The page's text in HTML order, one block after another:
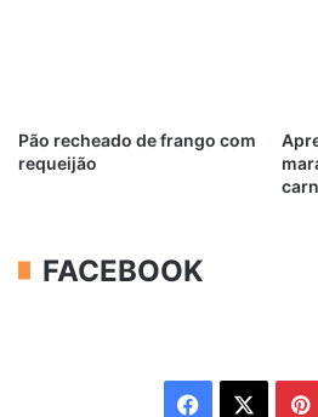
Pão recheado de frango com
requeijão
FACEBOOK
Facebook